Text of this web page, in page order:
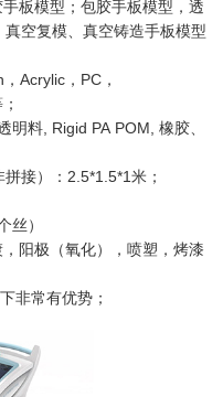
板模型；包胶手板模型，透
空复模、真空铸造手板模型
Acrylic，PC，
明料, Rigid PA POM, 橡胶、
接）：2.5*1.5*1米；
丝）
阳极（氧化），喷塑，烤漆
非常有优势；